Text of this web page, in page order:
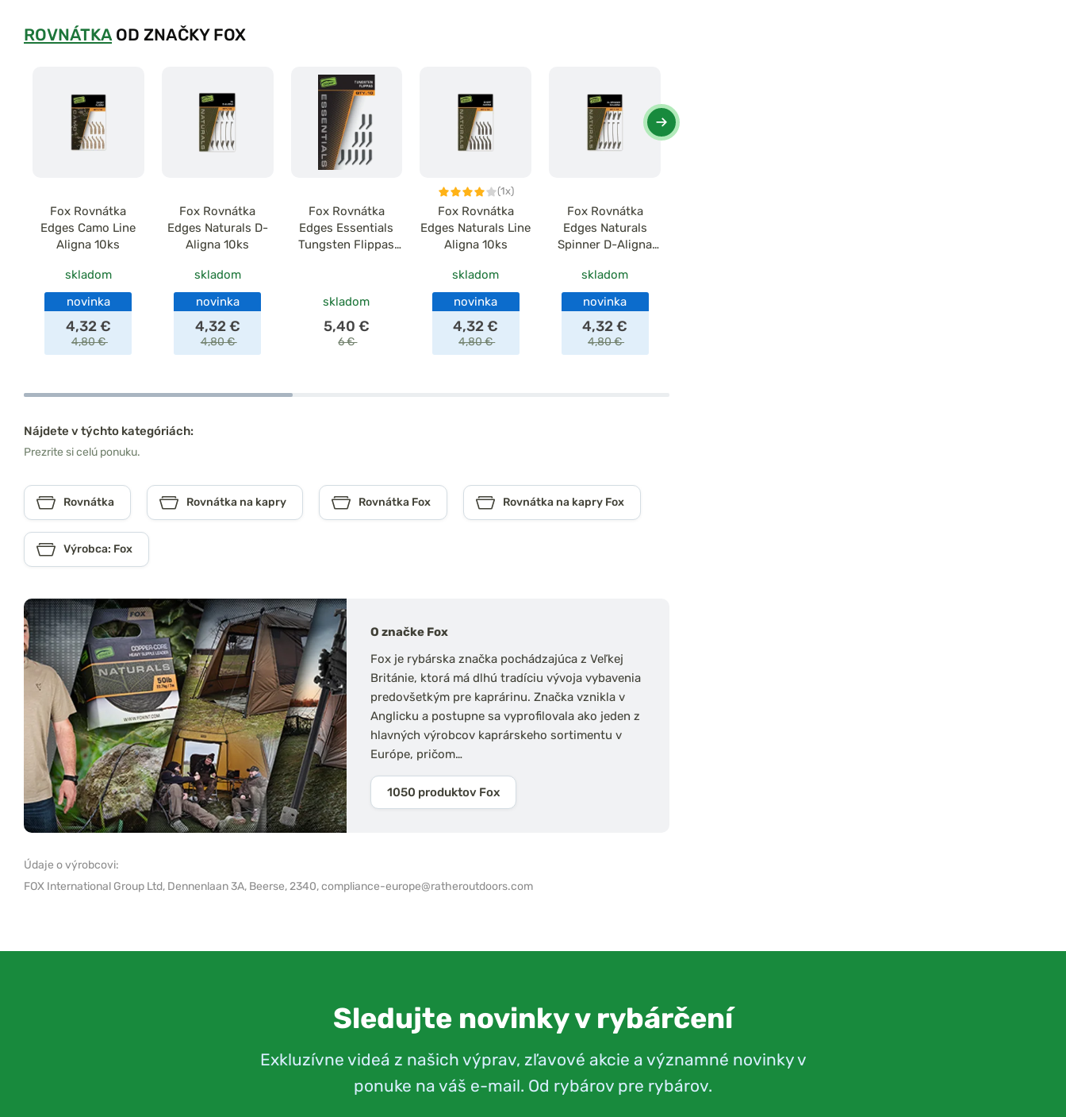
ROVNÁTKA OD ZNAČKY FOX
Fox Rovnátka
Edges Camo Line
Aligna 10ks
skladom
novinka
4,32 €
4,80 €
Fox Rovnátka
Edges Naturals D-
Aligna 10ks
skladom
novinka
4,32 €
4,80 €
Fox Rovnátka
Edges Essentials
Tungsten Flippas
skladom
5,40 €
6 €
(1x)
Fox Rovnátka
Edges Naturals Line
Aligna 10ks
skladom
novinka
4,32 €
4,80 €
Fox Rovnátka
Edges Naturals
Spinner D-Aligna
skladom
novinka
4,32 €
4,80 €
Nájdete v týchto kategóriách:
Prezrite si celú ponuku.
Rovnátka Rovnátka na kapry Rovnátka Fox Rovnátka na kapry Fox
Výrobca: Fox
O značke Fox
Fox je rybárska značka pochádzajúca z Veľkej
Británie, ktorá má dlhú tradíciu vývoja vybavenia
predovšetkým pre kaprárinu. Značka vznikla v
Anglicku a postupne sa vyprofilovala ako jeden z
hlavných výrobcov kaprárskeho sortimentu v
Európe, pričom…
1050 produktov Fox
Údaje o výrobcovi:
FOX International Group Ltd, Dennenlaan 3A, Beerse, 2340,compliance-europe@ratheroutdoors.com
Sledujte novinky v rybárčení
Exkluzívne videá z našich výprav, zľavové akcie a významné novinky v
ponuke na váš e-mail. Od rybárov pre rybárov.